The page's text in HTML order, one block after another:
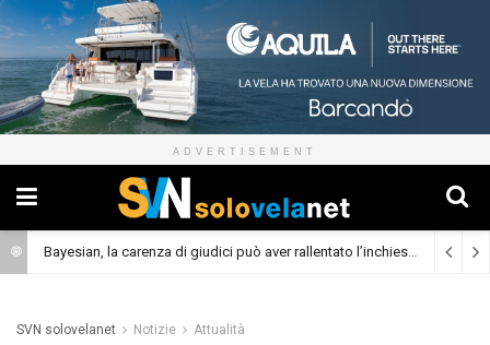
ADVERTISEMENT
Bayesian, la carenza di giudici può aver rallentato l’inchiesta (Cronaca)
SVN solovelanet Notizie Attualità